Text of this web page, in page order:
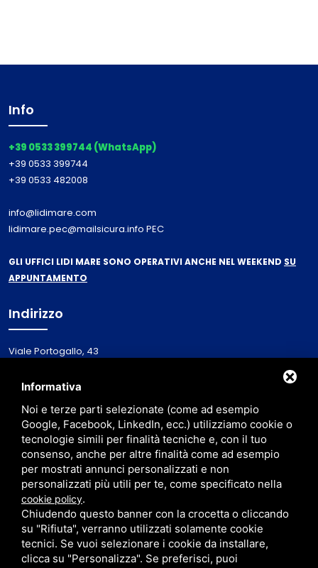
Info
+39 0533 399744 (WhatsApp)
+39 0533 399744
+39 0533 482008
info@lidimare.com
lidimare.pec@mailsicura.info PEC
GLI UFFICI LIDI MARE SONO OPERATIVI ANCHE NEL WEEKEND SU
APPUNTAMENTO
Indirizzo
Viale Portogallo, 43
Italy
Via Primieri, 1
48123 - Ravenna (RA)
ISCRITTA AL REGISTRO IMPRESE DI FERRARA AL N. / C.F. / P. IVA 01838750386
Informativa
Noi e terze parti selezionate (come ad esempio
Google, Facebook, LinkedIn, ecc.) utilizziamo cookie o
tecnologie simili per finalità tecniche e, con il tuo
consenso, anche per altre finalità come ad esempio
per mostrati annunci personalizzati e non
personalizzati più utili per te, come specificato nella
cookie policy.
Chiudendo questo banner con la crocetta o cliccando
su "Rifiuta", verranno utilizzati solamente cookie
tecnici. Se vuoi selezionare i cookie da installare,
clicca su "Personalizza". Se preferisci, puoi